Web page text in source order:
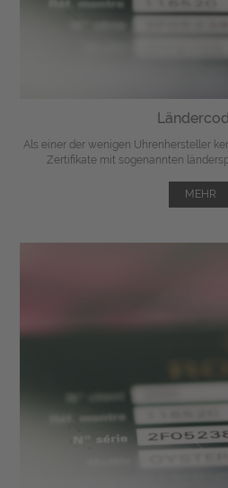
Als einer der wenigen Uhrenhersteller
Zertifikate mit sogenannten
MEHR